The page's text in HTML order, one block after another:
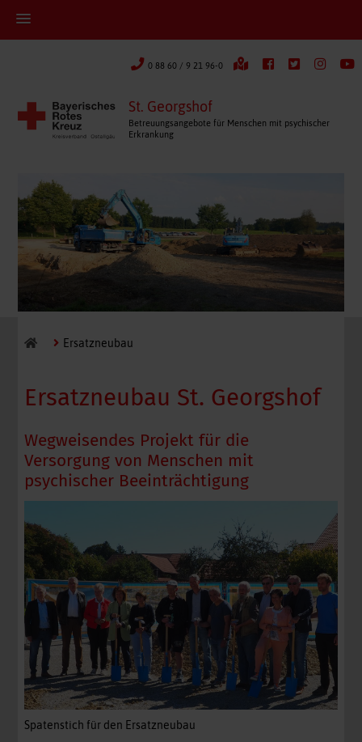
0 88 60 / 9 21 96-0
St. Georgshof
Betreuungsangebote für Menschen mit psychischer
Erkrankung
Ersatzneubau
Ersatzneubau St. Georgshof
Wegweisendes Projekt für die
Versorgung von Menschen mit
psychischer Beeinträchtigung
Spatenstich für den Ersatzneubau